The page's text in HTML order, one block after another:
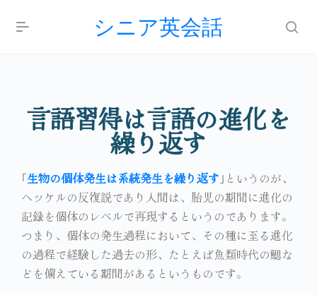
シニア英会話
言語習得は言語の進化を
繰り返す
｢生物の個体発生は系統発生を繰り返す ｣というのが、
ヘッケルの反復説であり人間は、胎児の期間に進化の
記録を個体のレベルで再現するというのであります。
つまり、個体の発生過程において、その種に至る進化
の過程で経験した過去の形、たとえば魚類時代の鰓な
どを備えている期間があるというものです。